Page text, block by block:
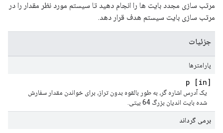
مرتب سازی مجدد بایت ها را انجام دهید تا سیستم مورد نظر مقدار را در
مرتب سازی بایت سیستم هدف قرار دهد.
جزئیات
پارامترها
[in] p
یک آدرس اشاره گر، به طور بالقوه بدون تراز، برای خواندن مقدار سفارش
شده بایت اندیان بزرگ 64 بیتی.
برمی گرداند